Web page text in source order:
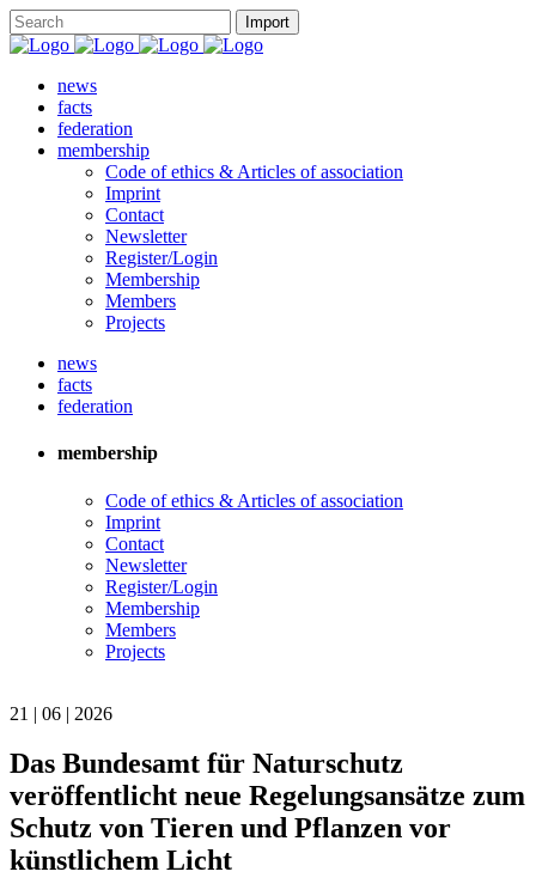
news
facts
federation
membership
Code of ethics & Articles of association
Imprint
Contact
Newsletter
Register/Login
Membership
Members
Projects
news
facts
federation
membership
Code of ethics & Articles of association
Imprint
Contact
Newsletter
Register/Login
Membership
Members
Projects
21 | 06 | 2026
Das Bundesamt für Naturschutz
veröffentlicht neue Regelungsansätze zum
Schutz von Tieren und Pflanzen vor
künstlichem Licht